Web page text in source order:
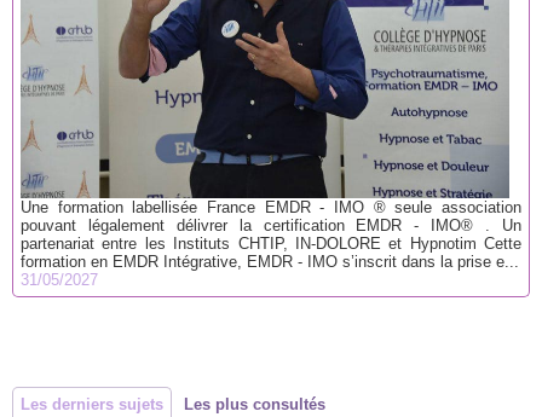
Une formation labellisée France EMDR - IMO ® seule association
pouvant légalement délivrer la certification EMDR - IMO® . Un
partenariat entre les Instituts CHTIP, IN-DOLORE et Hypnotim Cette
formation en EMDR Intégrative, EMDR - IMO s’inscrit dans la prise e...
31/05/2027
Les derniers sujets Les plus consultés